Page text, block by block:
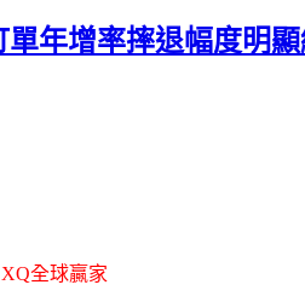
單年增率摔退幅度明
全球贏家